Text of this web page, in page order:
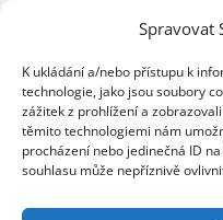
Spravovat
K ukládání a/nebo přístupu k
technologie, jako jsou soubory
zážitek z prohlížení a
těmito technologiemi nám
procházení nebo jedinečná ID
souhlasu může nepříznivě
patch management,msp,